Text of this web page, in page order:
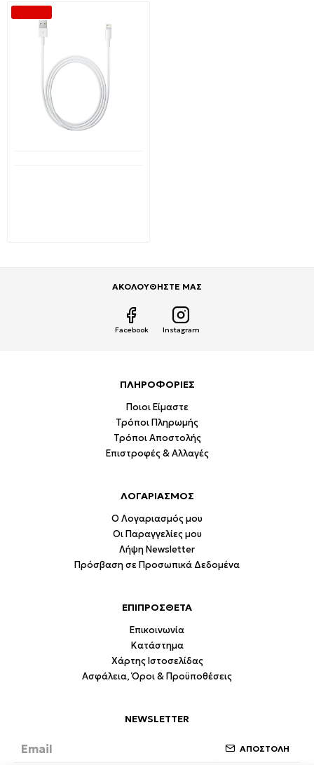
ΑΚΟΛΟΥΘΗΣΤΕ ΜΑΣ
Facebook Instagram
ΠΛΗΡΟΦΟΡΙΕΣ
Ποιοι Είμαστε
Τρόποι Πληρωμής
Τρόποι Αποστολής
Επιστροφές & Αλλαγές
ΛΟΓΑΡΙΑΣΜΟΣ
Ο Λογαριασμός μου
Οι Παραγγελίες μου
Λήψη Newsletter
Πρόσβαση σε Προσωπικά Δεδομένα
ΕΠΙΠΡΟΣΘΕΤΑ
Επικοινωνία
Κατάστημα
Χάρτης Ιστοσελίδας
Ασφάλεια, Όροι & Προϋποθέσεις
NEWSLETTER
ΑΠΟΣΤΟΛΗ